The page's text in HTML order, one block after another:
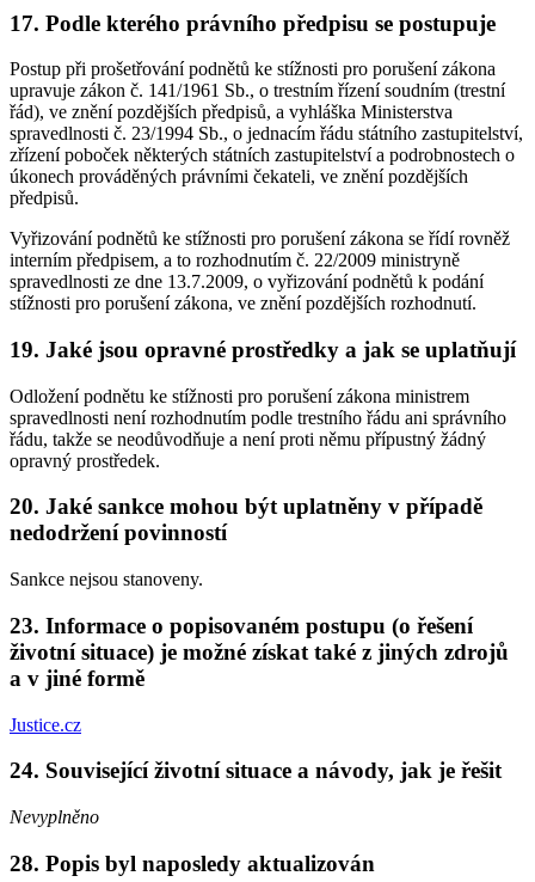
17. Podle kterého právního předpisu se postupuje
Postup při prošetřování podnětů ke stížnosti pro porušení zákona
upravuje zákon č. 141/1961 Sb., o trestním řízení soudním (trestní
řád), ve znění pozdějších předpisů, a vyhláška Ministerstva
spravedlnosti č. 23/1994 Sb., o jednacím řádu státního zastupitelství,
zřízení poboček některých státních zastupitelství a podrobnostech o
úkonech prováděných právními čekateli, ve znění pozdějších
předpisů.
Vyřizování podnětů ke stížnosti pro porušení zákona se řídí rovněž
interním předpisem, a to rozhodnutím č. 22/2009 ministryně
spravedlnosti ze dne 13.7.2009, o vyřizování podnětů k podání
stížnosti pro porušení zákona, ve znění pozdějších rozhodnutí.
19. Jaké jsou opravné prostředky a jak se uplatňují
Odložení podnětu ke stížnosti pro porušení zákona ministrem
spravedlnosti není rozhodnutím podle trestního řádu ani správního
řádu, takže se neodůvodňuje a není proti němu přípustný žádný
opravný prostředek.
20. Jaké sankce mohou být uplatněny v případě
nedodržení povinností
Sankce nejsou stanoveny.
23. Informace o popisovaném postupu (o řešení
životní situace) je možné získat také z jiných zdrojů
a v jiné formě
Justice.cz
24. Související životní situace a návody, jak je řešit
Nevyplněno
28. Popis byl naposledy aktualizován